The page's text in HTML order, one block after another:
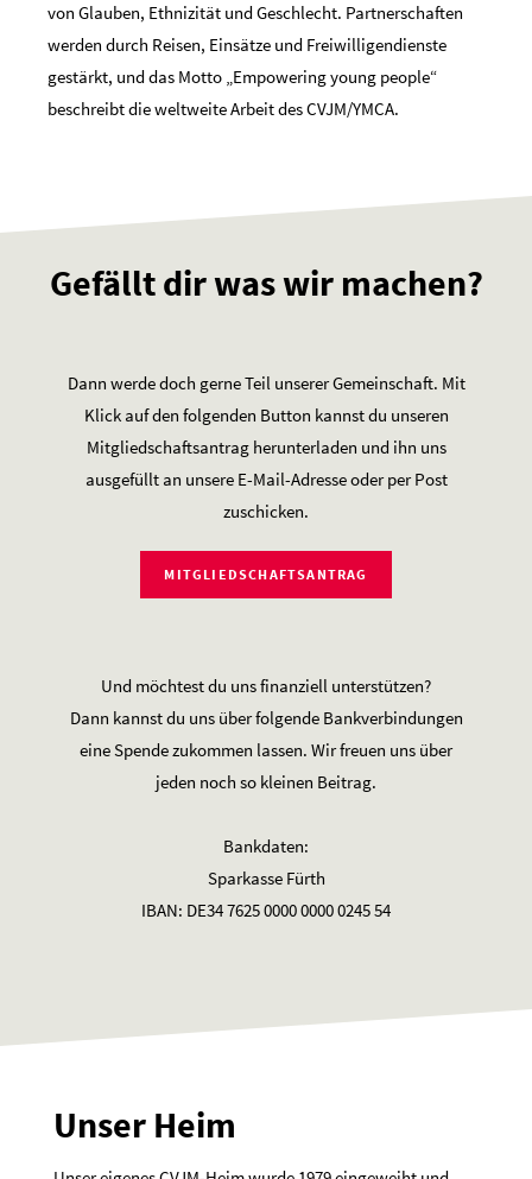
von Glauben, Ethnizität und Geschlecht. Partnerschaften
werden durch Reisen, Einsätze und Freiwilligendienste
gestärkt, und das Motto „Empowering young people“
beschreibt die weltweite Arbeit des CVJM/YMCA.
Gefällt dir was wir machen?
Dann werde doch gerne Teil unserer Gemeinschaft. Mit
Klick auf den folgenden Button kannst du unseren
Mitgliedschaftsantrag herunterladen und ihn uns
ausgefüllt an unsere E-Mail-Adresse oder per Post
zuschicken.
MITGLIEDSCHAFTSANTRAG
Und möchtest du uns finanziell unterstützen?
Dann kannst du uns über folgende Bankverbindungen
eine Spende zukommen lassen. Wir freuen uns über
jeden noch so kleinen Beitrag.
Bankdaten:
Sparkasse Fürth
IBAN: DE34 7625 0000 0000 0245 54
Unser Heim